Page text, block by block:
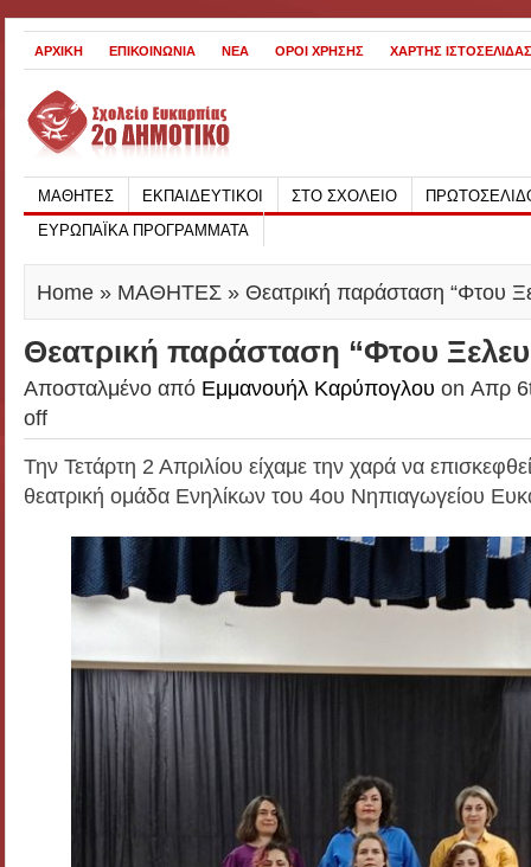
ΑΡΧΙΚΗ ΕΠΙΚΟΙΝΩΝΙΑ ΝΕΑ ΟΡΟΙ ΧΡΗΣΗΣ ΧΑΡΤΗΣ ΙΣΤΟΣΕΛΙΔΑΣ
ΜΑΘΗΤΕΣ ΕΚΠΑΙΔΕΥΤΙΚΟΙ ΣΤΟ ΣΧΟΛΕΙΟ
ΕΥΡΩΠΑΪΚΑ ΠΡΟΓΡΑΜΜΑΤΑ
Home » ΜΑΘΗΤΕΣ » Θεατρική παράσταση “Φτου
Θεατρική παράσταση “Φτου
Αποσταλμένο από Εμμανουήλ Καρύπογλου on Απρ
off
Την Τετάρτη 2 Απριλίου είχαμε την χαρά να
θεατρική ομάδα Ενηλίκων του 4ου Νηπιαγωγείου